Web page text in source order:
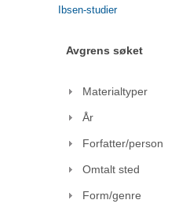
Ibsen-studier
Avgrens søket
Materialtyper
År
Forfatter/person
Omtalt sted
Form/genre